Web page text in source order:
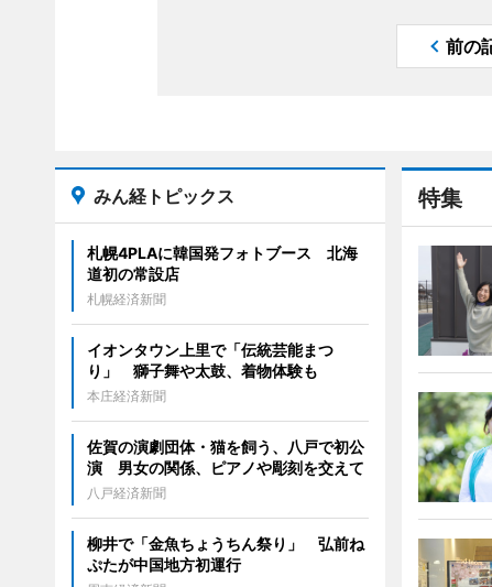
前の
特集
みん経トピックス
札幌4PLAに韓国発フォトブース 北海
道初の常設店
札幌経済新聞
イオンタウン上里で「伝統芸能まつ
り」 獅子舞や太鼓、着物体験も
本庄経済新聞
佐賀の演劇団体・猫を飼う、八戸で初公
演 男女の関係、ピアノや彫刻を交えて
八戸経済新聞
柳井で「金魚ちょうちん祭り」 弘前ね
ぷたが中国地方初運行